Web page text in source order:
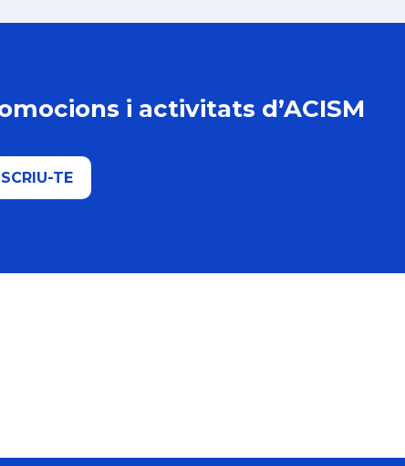
i activitats d’ACISM
TE